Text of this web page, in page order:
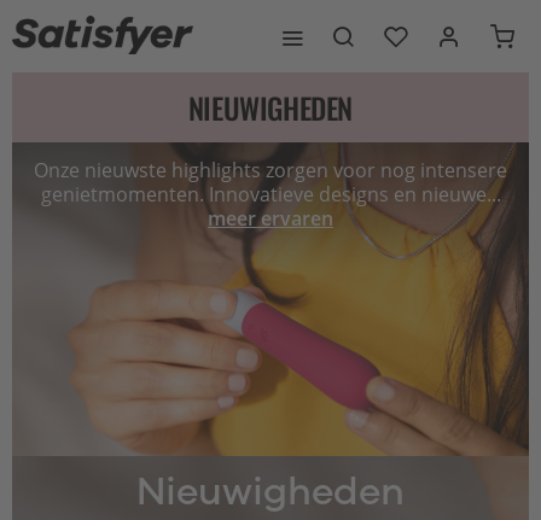
NIEUWIGHEDEN
Onze nieuwste highlights zorgen voor nog intensere
genietmomenten. Innovatieve designs en nieuwe...
meer ervaren
Nieuwigheden